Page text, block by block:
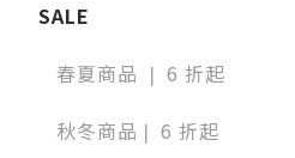
SALE
春夏商品 ❘ 6 折起
秋冬商品❘ 6 折起